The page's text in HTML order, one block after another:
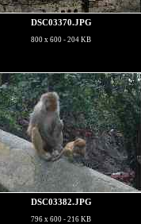
DSC03370.JPG
800 x 600 - 204 KB
DSC03382.JPG
796 x 600 - 216 KB